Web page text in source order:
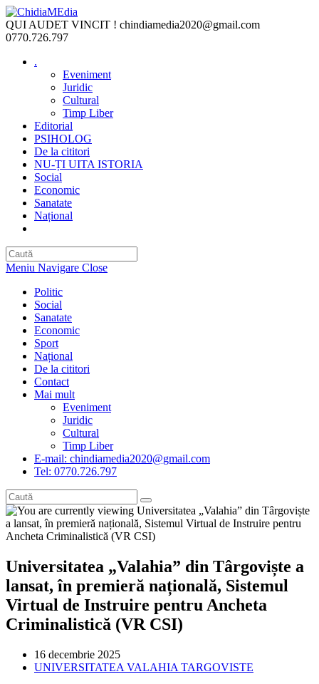
Skip
to
content
QUI AUDET VINCIT ! chindiamedia2020@gmail.com
0770.726.797
.
Eveniment
Juridic
Cultural
Timp Liber
Editorial
PSIHOLOG
De la cititori
NU-ȚI UITA ISTORIA
Social
Economic
Sanatate
Național
Meniu Navigare Close
Politic
Social
Sanatate
Economic
Sport
Național
De la cititori
Contact
Mai mult
Eveniment
Juridic
Cultural
Timp Liber
E-mail: chindiamedia2020@gmail.com
Tel: 0770.726.797
Universitatea „Valahia” din Târgoviște a
lansat, în premieră națională, Sistemul
Virtual de Instruire pentru Ancheta
Criminalistică (VR CSI)
Post
published:
16 decembrie 2025
Post
UNIVERSITATEA VALAHIA TARGOVISTE